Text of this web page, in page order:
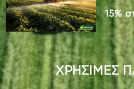
15%
ΧΡΗΣΙΜΕΣ